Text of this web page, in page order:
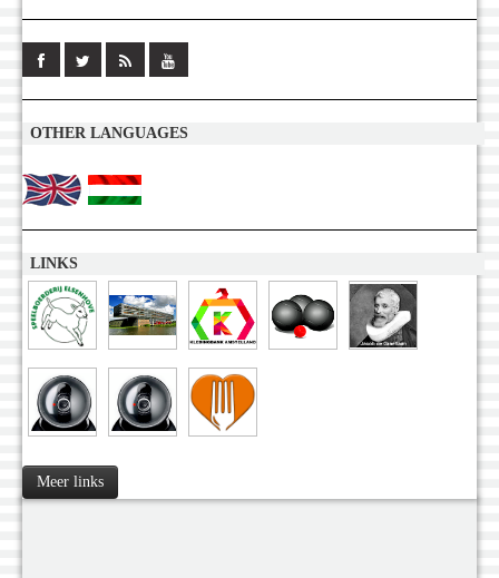
OTHER LANGUAGES
LINKS
Meer links